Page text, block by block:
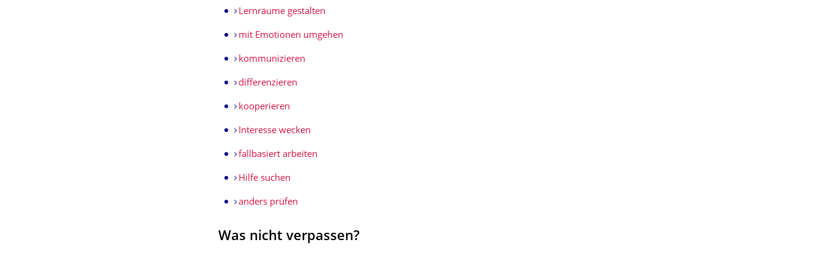
Lernräume gestalten
mit Emotionen umgehen
kommunizieren
differenzieren
kooperieren
Interesse wecken
fallbasiert arbeiten
Hilfe suchen
anders prüfen
Was nicht verpassen?